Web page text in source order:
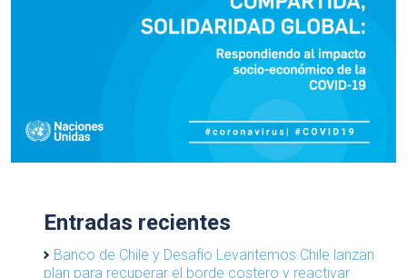
Entradas recientes
Banco de Chile y Desafío Levantemos Chile lanzan
plan para recuperar el borde costero y reactivar